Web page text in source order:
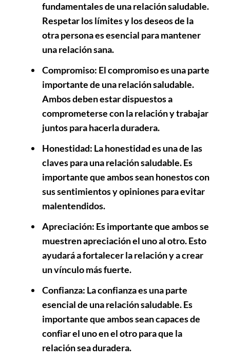
fundamentales de una relación saludable.
Respetar los límites y los deseos de la
otra persona es esencial para mantener
una relación sana.
Compromiso: El compromiso es una parte
importante de una relación saludable.
Ambos deben estar dispuestos a
comprometerse con la relación y trabajar
juntos para hacerla duradera.
Honestidad: La honestidad es una de las
claves para una relación saludable. Es
importante que ambos sean honestos con
sus sentimientos y opiniones para evitar
malentendidos.
Apreciación: Es importante que ambos se
muestren apreciación el uno al otro. Esto
ayudará a fortalecer la relación y a crear
un vínculo más fuerte.
Confianza: La confianza es una parte
esencial de una relación saludable. Es
importante que ambos sean capaces de
confiar el uno en el otro para que la
relación sea duradera.